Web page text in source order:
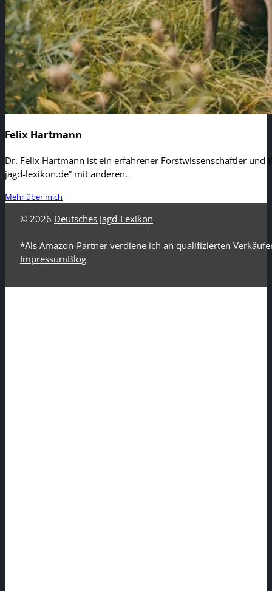
Felix Hartmann
Dr. Felix Hartmann ist ein erfahrener Forstwissenschaftler und
jagd-lexikon.de” mit anderen.
Mehr über mich
© 2026 Deutsches Jagd-Lexikon
*Als Amazon-Partner verdiene ich an qualifizierten
ImpressumBlog